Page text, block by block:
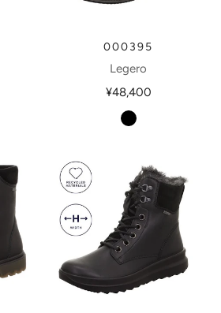
000395
Legero
¥48,400
schwarz